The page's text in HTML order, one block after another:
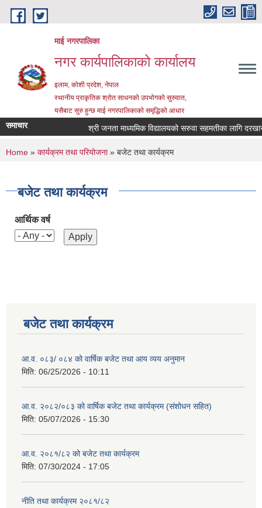
Skip to main content
माई नगरपालिका
नगर कार्यपालिकाको कार्यालय
इलाम, कोशी प्रदेश, नेपाल
स्थानीय प्राकृतिक श्रोत साधनको उपभोगको सुरुवात,
यसैबाट सुरु हुन्छ माई नगरपालिकाको समृद्धिको आधार
समाचार श्री जनता माध्यमिक विद्यालयको सरुवा सहमतीका लागि
You are here
Home » कार्यक्रम तथा परियोजना» बजेट तथा कार्यक्रम
बजेट तथा कार्यक्रम
आर्थिक वर्ष
बजेट तथा कार्यक्रम
आ.व. ०८३/ ०८४ को वार्षिक बजेट तथा आय व्यय अनुमान
मिति: 06/25/2026 - 10:11
आ.व. २०८२/०८३ को वार्षिक बजेट तथा कार्यक्रम (संशोधन सहित)
मिति: 05/07/2026 - 15:30
आ.व. २०८१/८२ को बजेट तथा कार्यक्रम
मिति: 07/30/2024 - 17:05
नीति तथा कार्यक्रम २०८१/८२